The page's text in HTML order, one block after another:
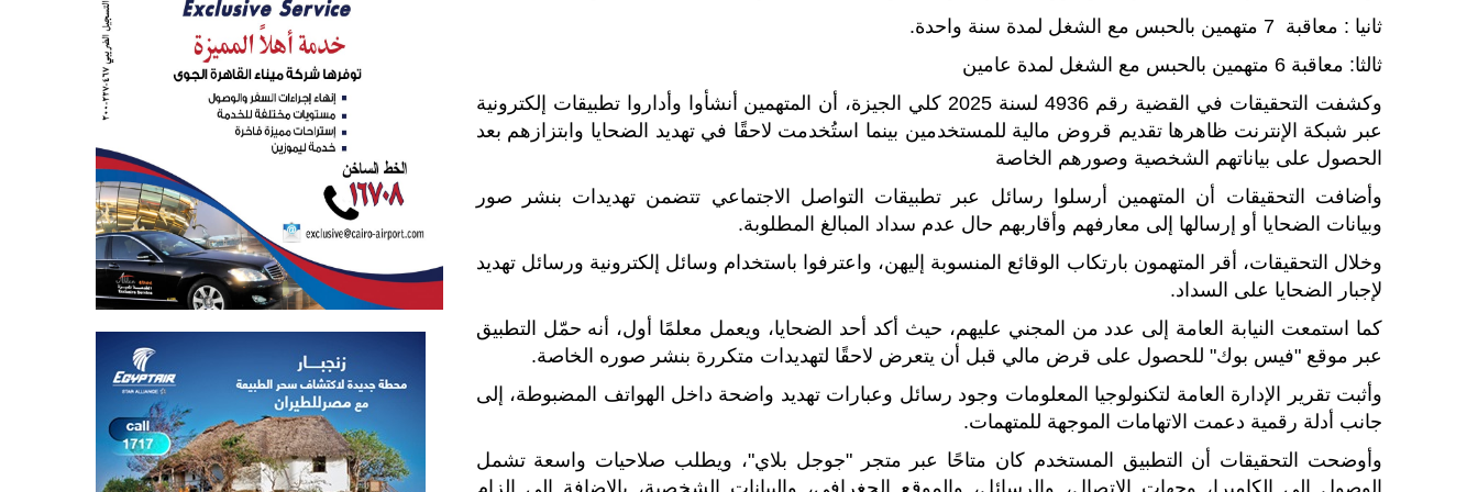
ثانيا : معاقبة 7 متهمين بالحبس مع الشغل لمدة سنة واحدة.
ثالثا: معاقبة 6 متهمين بالحبس مع الشغل لمدة عامين
وكشفت التحقيقات في القضية رقم 4936 لسنة 2025 كلي الجيزة، أن المتهمين أنشأوا وأداروا تطبيقات إلكترونية
عبر شبكة الإنترنت ظاهرها تقديم قروض مالية للمستخدمين بينما استُخدمت لاحقًا في تهديد الضحايا وابتزازهم بعد
الحصول على بياناتهم الشخصية وصورهم الخاصة
وأضافت التحقيقات أن المتهمين أرسلوا رسائل عبر تطبيقات التواصل الاجتماعي تتضمن تهديدات بنشر صور
وبيانات الضحايا أو إرسالها إلى معارفهم وأقاربهم حال عدم سداد المبالغ المطلوبة.
وخلال التحقيقات، أقر المتهمون بارتكاب الوقائع المنسوبة إليهن، واعترفوا باستخدام وسائل إلكترونية ورسائل تهديد
لإجبار الضحايا على السداد.
كما استمعت النيابة العامة إلى عدد من المجني عليهم، حيث أكد أحد الضحايا، ويعمل معلمًا أول، أنه حمّل التطبيق
عبر موقع "فيس بوك" للحصول على قرض مالي قبل أن يتعرض لاحقًا لتهديدات متكررة بنشر صوره الخاصة.
وأثبت تقرير الإدارة العامة لتكنولوجيا المعلومات وجود رسائل وعبارات تهديد واضحة داخل الهواتف المضبوطة، إلى
جانب أدلة رقمية دعمت الاتهامات الموجهة للمتهمات.
وأوضحت التحقيقات أن التطبيق المستخدم كان متاحًا عبر متجر "جوجل بلاي"، ويطلب صلاحيات واسعة تشمل